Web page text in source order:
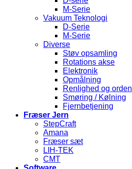
M-Serie
Vakuum Teknologi
D-Serie
M-Serie
Diverse
Støv opsamling
Rotations akse
Elektronik
Opmålning
Renlighed og orden
Smøring / Kølning
Fjernbetjening
Fræser Jern
StepCraft
Amana
Fræser sæt
LIH-TEK
CMT